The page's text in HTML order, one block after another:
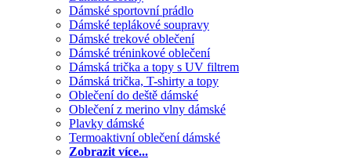
Dámské sportovní prádlo
Dámské teplákové soupravy
Dámské trekové oblečení
Dámské tréninkové oblečení
Dámská trička a topy s UV filtrem
Dámská trička, T-shirty a topy
Oblečení do deště dámské
Oblečení z merino vlny dámské
Plavky dámské
Termoaktivní oblečení dámské
Zobrazit více...